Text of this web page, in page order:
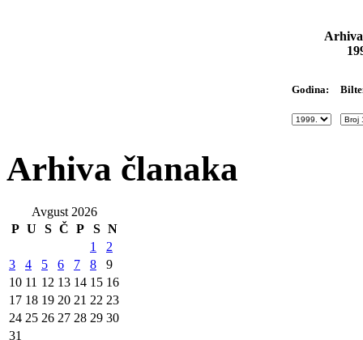
Godina:
Arhiva članaka
Avgust 2026
P U S Č P S N
1
2
3
4 5 6 7 8
9
10 11 12 13 14 15 16
17 18 19 20 21 22 23
24 25 26 27 28 29 30
31